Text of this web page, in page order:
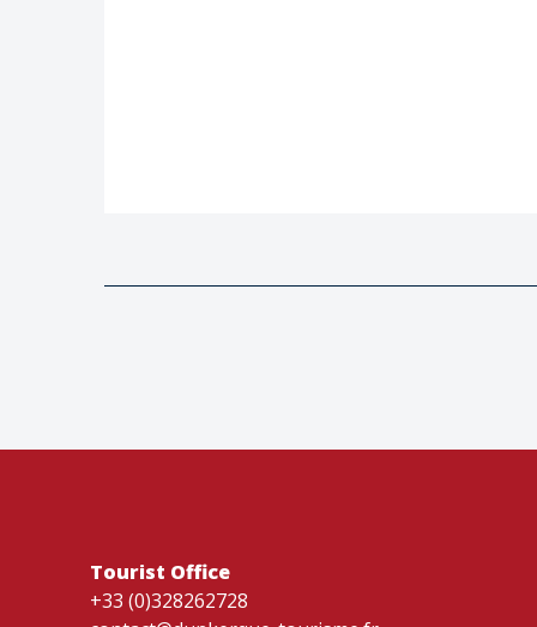
Tourist Office
+33 (0)328262728